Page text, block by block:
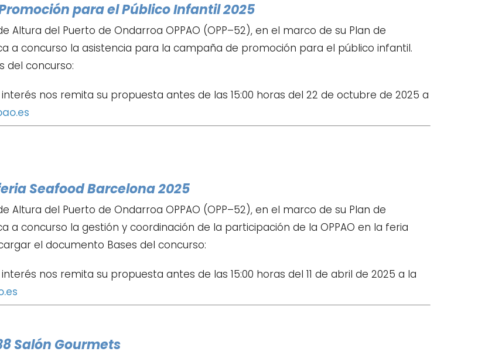
para el Público Infantil 2025
Altura del Puerto de Ondarroa OPPAO (OPP–52), en el marco de su Plan de
a concurso la asistencia para la campaña de promoción para el público infantil.
del concurso:
nos remita su propuesta antes de las 15:00 horas del 22 de octubre de 2025 a
Seafood Barcelona 2025
Altura del Puerto de Ondarroa OPPAO (OPP–52), en el marco de su Plan de
a concurso la gestión y coordinación de la participación de la OPPAO en la feria
el documento Bases del concurso:
nos remita su propuesta antes de las 15:00 horas del 11 de abril de 2025 a la
Salón Gourmets